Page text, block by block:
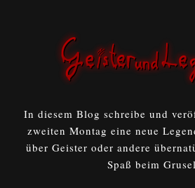
In diesem Blog schreibe und
zweiten Montag eine neue
über Geister oder andere
Spaß beim